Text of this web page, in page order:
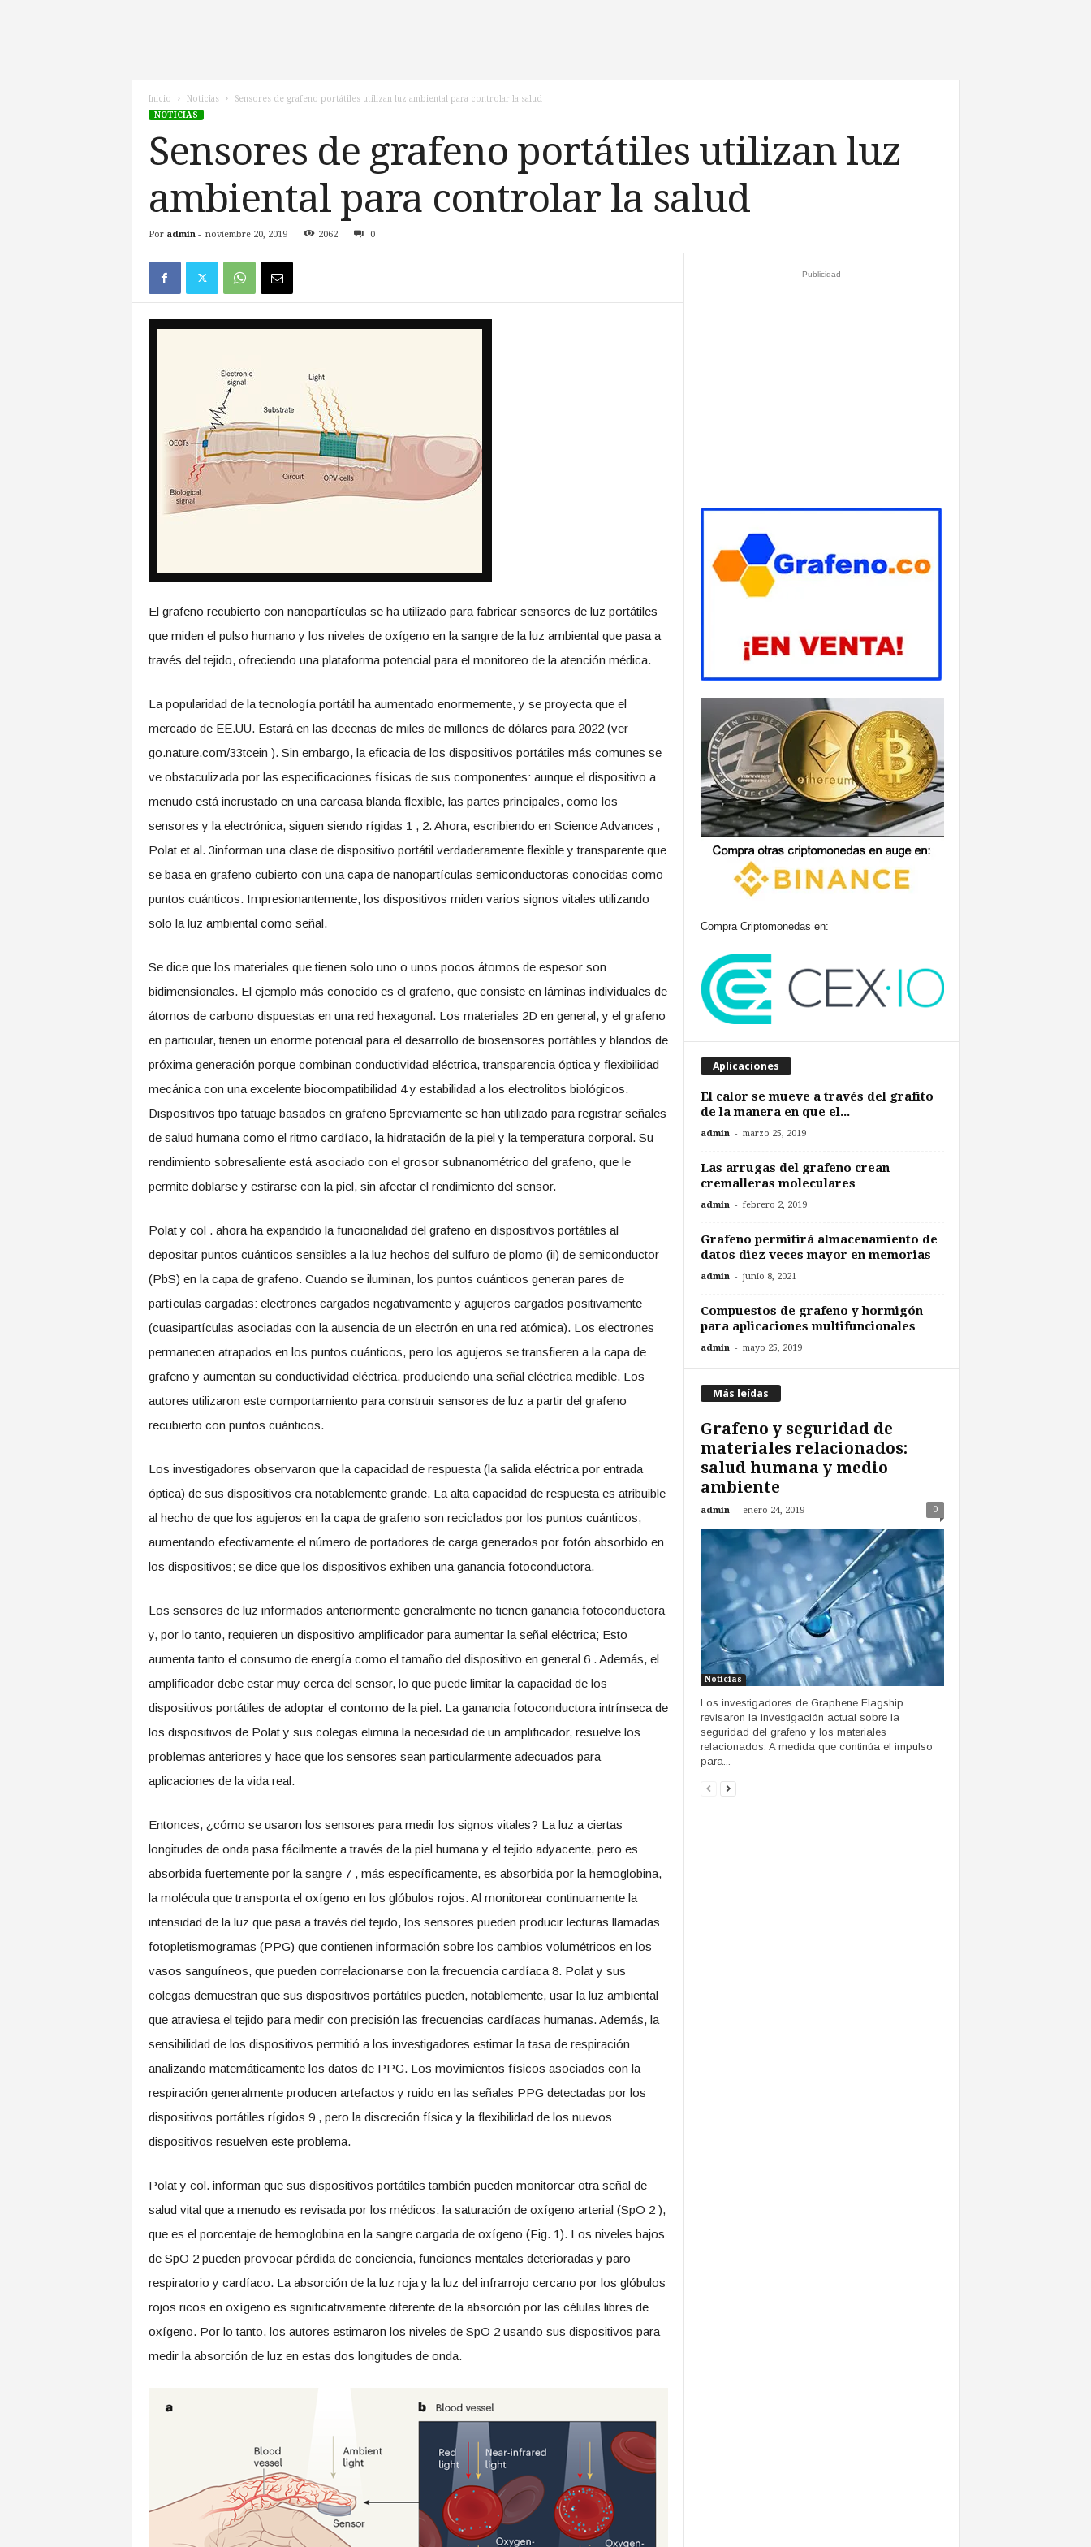
Inicio Noticias
Sensores de grafeno portátiles utilizan luz ambiental para controlar la salud
NOTICIAS
Sensores de grafeno portátiles utilizan luz
ambiental para controlar la salud
Por admin- noviembre 20, 2019 2062 0
El grafeno recubierto con nanopartículas se ha utilizado para fabricar sensores de luz portátiles
que miden el pulso humano y los niveles de oxígeno en la sangre de la luz ambiental que pasa a
través del tejido, ofreciendo una plataforma potencial para el monitoreo de la atención médica.
La popularidad de la tecnología portátil ha aumentado enormemente, y se proyecta que el
mercado de EE.UU. Estará en las decenas de miles de millones de dólares para 2022 (ver
go.nature.com/33tcein ). Sin embargo, la eficacia de los dispositivos portátiles más comunes se
ve obstaculizada por las especificaciones físicas de sus componentes: aunque el dispositivo a
menudo está incrustado en una carcasa blanda flexible, las partes principales, como los
sensores y la electrónica, siguen siendo rígidas 1 , 2. Ahora, escribiendo en Science Advances ,
Polat et al. 3informan una clase de dispositivo portátil verdaderamente flexible y transparente que
se basa en grafeno cubierto con una capa de nanopartículas semiconductoras conocidas como
puntos cuánticos. Impresionantemente, los dispositivos miden varios signos vitales utilizando
solo la luz ambiental como señal.
Se dice que los materiales que tienen solo uno o unos pocos átomos de espesor son
bidimensionales. El ejemplo más conocido es el grafeno, que consiste en láminas individuales de
átomos de carbono dispuestas en una red hexagonal. Los materiales 2D en general, y el grafeno
en particular, tienen un enorme potencial para el desarrollo de biosensores portátiles y blandos de
próxima generación porque combinan conductividad eléctrica, transparencia óptica y flexibilidad
mecánica con una excelente biocompatibilidad 4 y estabilidad a los electrolitos biológicos.
Dispositivos tipo tatuaje basados ​​en grafeno 5previamente se han utilizado para registrar señales
de salud humana como el ritmo cardíaco, la hidratación de la piel y la temperatura corporal. Su
rendimiento sobresaliente está asociado con el grosor subnanométrico del grafeno, que le
permite doblarse y estirarse con la piel, sin afectar el rendimiento del sensor.
Polat y col . ahora ha expandido la funcionalidad del grafeno en dispositivos portátiles al
depositar puntos cuánticos sensibles a la luz hechos del sulfuro de plomo (ii) de semiconductor
(PbS) en la capa de grafeno. Cuando se iluminan, los puntos cuánticos generan pares de
partículas cargadas: electrones cargados negativamente y agujeros cargados positivamente
(cuasipartículas asociadas con la ausencia de un electrón en una red atómica). Los electrones
permanecen atrapados en los puntos cuánticos, pero los agujeros se transfieren a la capa de
grafeno y aumentan su conductividad eléctrica, produciendo una señal eléctrica medible. Los
autores utilizaron este comportamiento para construir sensores de luz a partir del grafeno
recubierto con puntos cuánticos.
Los investigadores observaron que la capacidad de respuesta (la salida eléctrica por entrada
óptica) de sus dispositivos era notablemente grande. La alta capacidad de respuesta es atribuible
al hecho de que los agujeros en la capa de grafeno son reciclados por los puntos cuánticos,
aumentando efectivamente el número de portadores de carga generados por fotón absorbido en
los dispositivos; se dice que los dispositivos exhiben una ganancia fotoconductora.
Los sensores de luz informados anteriormente generalmente no tienen ganancia fotoconductora
y, por lo tanto, requieren un dispositivo amplificador para aumentar la señal eléctrica; Esto
aumenta tanto el consumo de energía como el tamaño del dispositivo en general 6 . Además, el
amplificador debe estar muy cerca del sensor, lo que puede limitar la capacidad de los
dispositivos portátiles de adoptar el contorno de la piel. La ganancia fotoconductora intrínseca de
los dispositivos de Polat y sus colegas elimina la necesidad de un amplificador, resuelve los
problemas anteriores y hace que los sensores sean particularmente adecuados para
aplicaciones de la vida real.
Entonces, ¿cómo se usaron los sensores para medir los signos vitales? La luz a ciertas
longitudes de onda pasa fácilmente a través de la piel humana y el tejido adyacente, pero es
absorbida fuertemente por la sangre 7 , más específicamente, es absorbida por la hemoglobina,
la molécula que transporta el oxígeno en los glóbulos rojos. Al monitorear continuamente la
intensidad de la luz que pasa a través del tejido, los sensores pueden producir lecturas llamadas
fotopletismogramas (PPG) que contienen información sobre los cambios volumétricos en los
vasos sanguíneos, que pueden correlacionarse con la frecuencia cardíaca 8. Polat y sus
colegas demuestran que sus dispositivos portátiles pueden, notablemente, usar la luz ambiental
que atraviesa el tejido para medir con precisión las frecuencias cardíacas humanas. Además, la
sensibilidad de los dispositivos permitió a los investigadores estimar la tasa de respiración
analizando matemáticamente los datos de PPG. Los movimientos físicos asociados con la
respiración generalmente producen artefactos y ruido en las señales PPG detectadas por los
dispositivos portátiles rígidos 9 , pero la discreción física y la flexibilidad de los nuevos
dispositivos resuelven este problema.
Polat y col. informan que sus dispositivos portátiles también pueden monitorear otra señal de
salud vital que a menudo es revisada por los médicos: la saturación de oxígeno arterial (SpO 2 ),
que es el porcentaje de hemoglobina en la sangre cargada de oxígeno (Fig. 1). Los niveles bajos
de SpO 2 pueden provocar pérdida de conciencia, funciones mentales deterioradas y paro
respiratorio y cardíaco. La absorción de la luz roja y la luz del infrarrojo cercano por los glóbulos
rojos ricos en oxígeno es significativamente diferente de la absorción por las células libres de
oxígeno. Por lo tanto, los autores estimaron los niveles de SpO 2 usando sus dispositivos para
medir la absorción de luz en estas dos longitudes de onda.
- Publicidad -
Compra Criptomonedas en:
Aplicaciones
El calor se mueve a través del grafito
de la manera en que el...
admin - marzo 25, 2019
Las arrugas del grafeno crean
cremalleras moleculares
admin - febrero 2, 2019
Grafeno permitirá almacenamiento de
datos diez veces mayor en memorias
admin - junio 8, 2021
Compuestos de grafeno y hormigón
para aplicaciones multifuncionales
admin - mayo 25, 2019
Más leídas
Grafeno y seguridad de
materiales relacionados:
salud humana y medio
ambiente
admin - enero 24, 2019 0
Noticias
Los investigadores de Graphene Flagship
revisaron la investigación actual sobre la
seguridad del grafeno y los materiales
relacionados. A medida que continúa el impulso
para...